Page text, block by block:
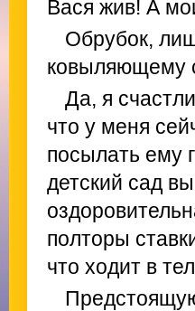
Вася жив! А
Обрубок,
ковыляющему
Да, я
что у меня
посылать ему
детский сад
полторы
что ходит в